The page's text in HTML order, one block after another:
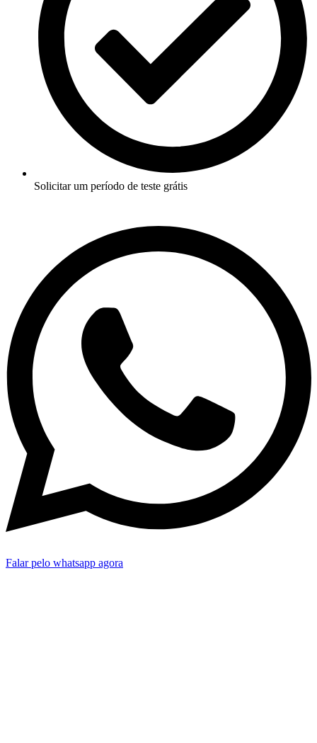
Solicitar um período de teste grátis
Falar pelo whatsapp agora